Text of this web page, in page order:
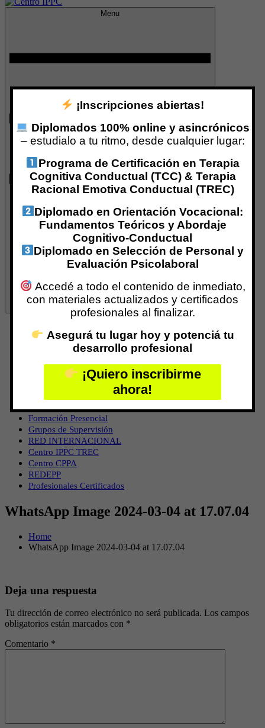
Menu
Inicio
¿Qué es Centro IPPC?
Nuestro Equipo
Especializaciones con Aval Internacional
Programas de Certificación
Formación Presencial
Grupos de Supervisión
RED INTERNACIONAL
Centro IPPC TREC
Centro CPPA
REDEPP
Profesionales Certificados
WhatsApp Image 2024-03-04 at 17.07.04
Home
WhatsApp Image 2024-03-04 at 17.07.04
Deja una respuesta
Tu dirección de correo electrónico no será publicada. Los campos
obligatorios están marcados con *
Comentario *
¡Inscripciones abiertas!
Diplomados 100% online y asincrónicos
– estudialo a tu ritmo, desde cualquier lugar:
Programa de Certificación en Terapia
Cognitiva Conductual (TCC) & Terapia
Racional Emotiva Conductual (TREC)
Diplomado en Orientación Vocacional:
Fundamentos Teóricos y Abordaje
Cognitivo-Conductual
Diplomado en Selección de Personal y
Evaluación Psicolaboral
Accedé a todo el contenido de inmediato,
con materiales actualizados y certificados
profesionales al finalizar.
Asegurá tu lugar hoy y potenciá tu
desarrollo profesional
¡Quiero inscribirme
ahora!